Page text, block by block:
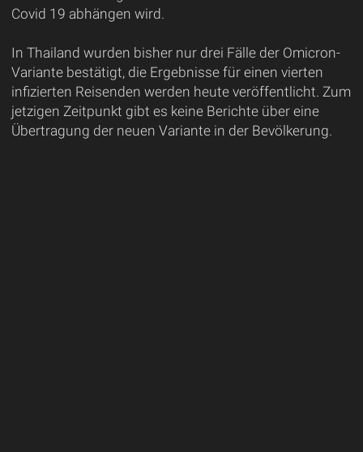
Covid 19 abhängen wird.
In Thailand wurden bisher nur drei Fälle der Omicron-
Variante bestätigt, die Ergebnisse für einen vierten
infizierten Reisenden werden heute veröffentlicht. Zum
jetzigen Zeitpunkt gibt es keine Berichte über eine
Übertragung der neuen Variante in der Bevölkerung.